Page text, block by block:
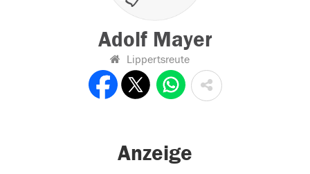
Adolf Mayer
Lippertsreute
Anzeige